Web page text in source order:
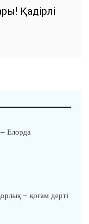
Қадірлі
– Елорда
– қоғам дерті